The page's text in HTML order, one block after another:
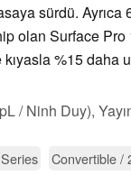
sürdü. Ayrıca
olan Surface Pro
%15 daha
/ Ninh Duy),
Convertible /